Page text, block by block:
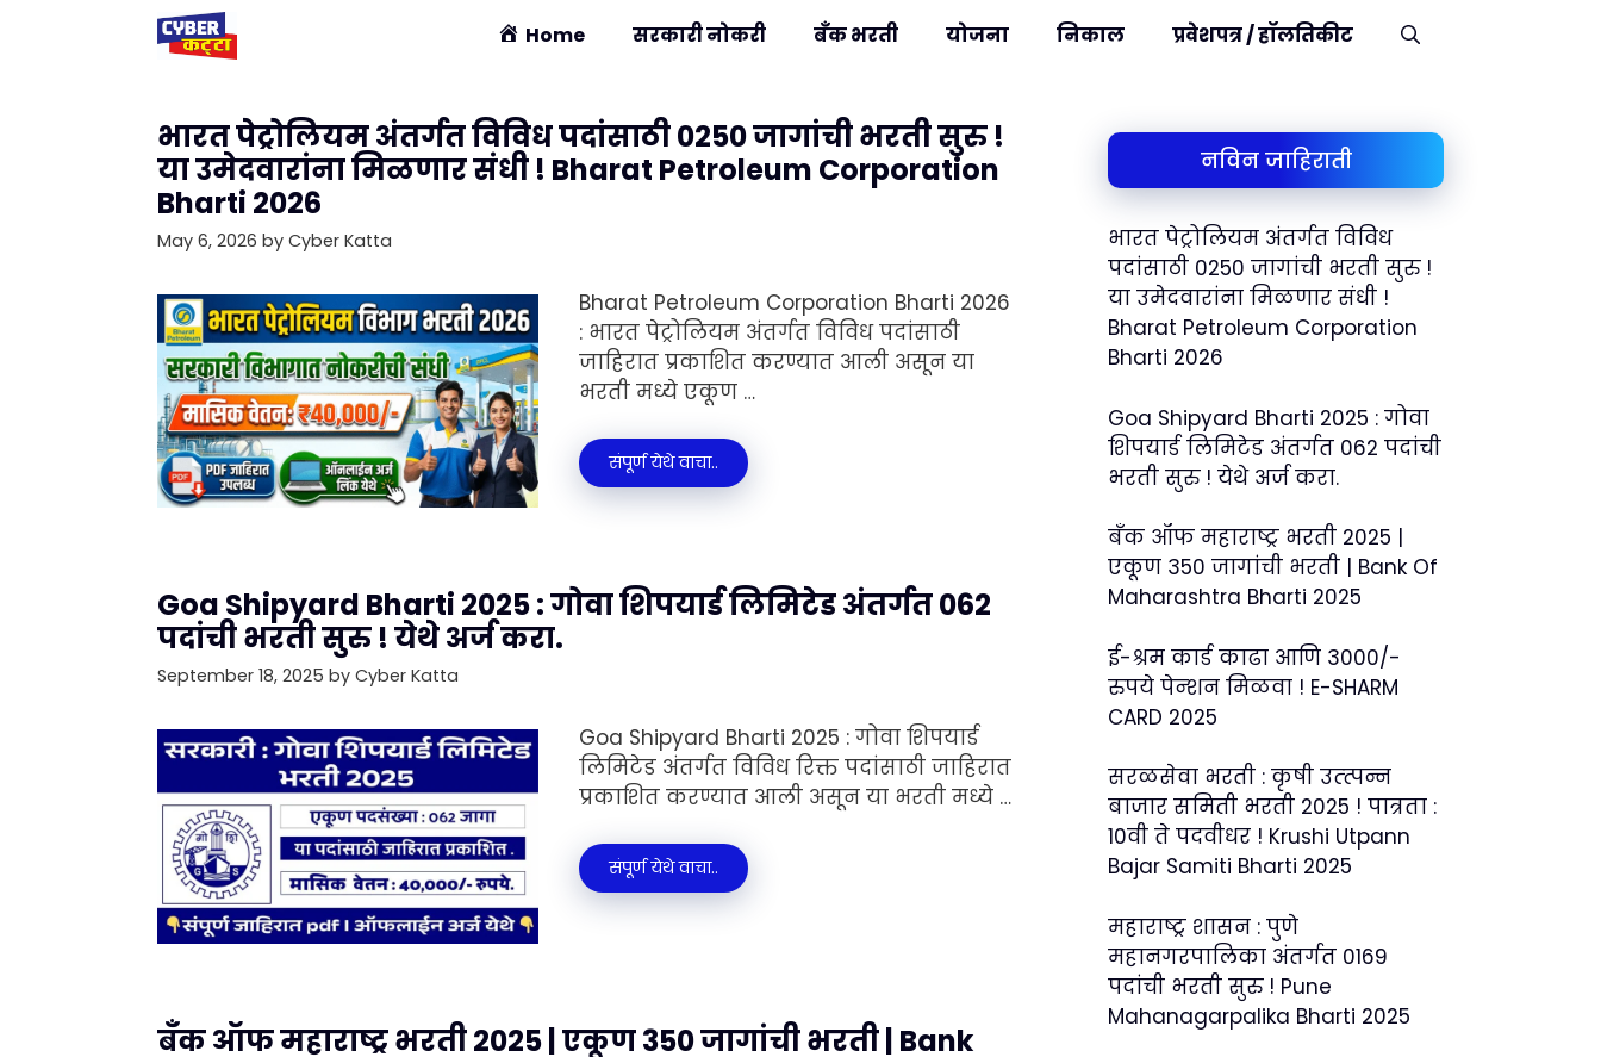
Home सरकारी नोकरी बँक भरती योजना निकाल प्रवेशपत्र / हॉलतिकीट
भारत पेट्रोलियम अंतर्गत विविध पदांसाठी 0250 जागांची भरती सुरु !
या उमेदवारांना मिळणार संधी ! Bharat Petroleum Corporation
Bharti 2026
May 6, 2026 by Cyber Katta
Bharat Petroleum Corporation Bharti 2026
: भारत पेट्रोलियम अंतर्गत विविध पदांसाठी
जाहिरात प्रकाशित करण्यात आली असून या
भरती मध्ये एकूण …
संपूर्ण येथे वाचा..
Goa Shipyard Bharti 2025 : गोवा शिपयार्ड लिमिटेड अंतर्गत 062
पदांची भरती सुरु ! येथे अर्ज करा.
September 18, 2025 by Cyber Katta
Goa Shipyard Bharti 2025 : गोवा शिपयार्ड
लिमिटेड अंतर्गत विविध रिक्त पदांसाठी जाहिरात
प्रकाशित करण्यात आली असून या भरती मध्ये …
संपूर्ण येथे वाचा..
बँक ऑफ महाराष्ट्र भरती 2025 | एकूण 350 जागांची भरती | Bank
नविन जाहिराती
भारत पेट्रोलियम अंतर्गत विविध
पदांसाठी 0250 जागांची भरती सुरु !
या उमेदवारांना मिळणार संधी !
Bharat Petroleum Corporation
Bharti 2026
Goa Shipyard Bharti 2025 : गोवा
शिपयार्ड लिमिटेड अंतर्गत 062 पदांची
भरती सुरु ! येथे अर्ज करा.
बँक ऑफ महाराष्ट्र भरती 2025 |
एकूण 350 जागांची भरती | Bank Of
Maharashtra Bharti 2025
ई-श्रम कार्ड काढा आणि 3000/-
रुपये पेन्शन मिळवा ! E-SHARM
CARD 2025
सरळसेवा भरती : कृषी उत्त्पन्न
बाजार समिती भरती 2025 ! पात्रता :
10वी ते पदवीधर ! Krushi Utpann
Bajar Samiti Bharti 2025
महाराष्ट्र शासन : पुणे
महानगरपालिका अंतर्गत 0169
पदांची भरती सुरु ! Pune
Mahanagarpalika Bharti 2025